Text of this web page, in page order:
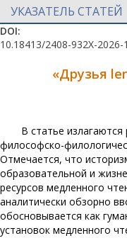
УКАЗАТЕЛЬ СТАТЕЙ
DOI:
10.18413/2408-932X-
«Друзья
В статье
философско-
Отмечается, что
образовательной и
ресурсов медленного
аналитически обзорно
обосновывается как
установок медленного